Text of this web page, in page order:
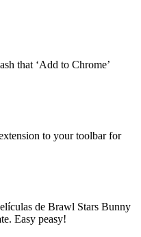
that ‘Add to Chrome’
to your toolbar for
de Brawl Stars Bunny
Easy peasy!